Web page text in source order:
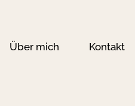
Über mich Kontakt